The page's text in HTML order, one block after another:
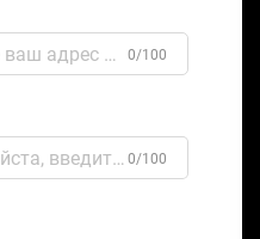
0/100
0/100